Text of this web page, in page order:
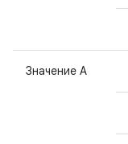
Значение А